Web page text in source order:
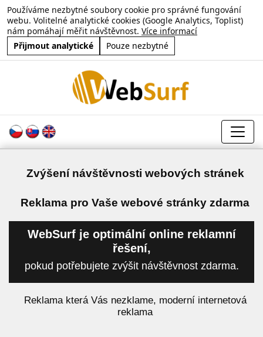
Používáme nezbytné soubory cookie pro správné fungování
webu. Volitelné analytické cookies (Google Analytics, Toplist)
nám pomáhají měřit návštěvnost. Více informací
Přijmout analytické
Pouze nezbytné
Zvýšení návštěvnosti webových stránek
Reklama pro Vaše webové stránky zdarma
WebSurf je optimální online reklamní
řešení,
pokud potřebujete zvýšit návštěvnost zdarma.
Reklama která Vás nezklame, moderní internetová
reklama